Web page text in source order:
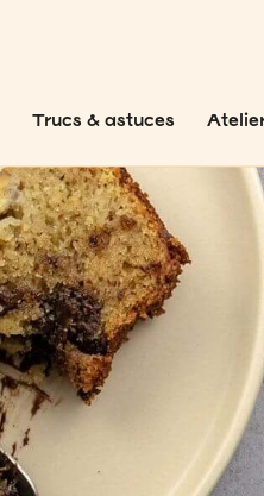
Trucs & astuces